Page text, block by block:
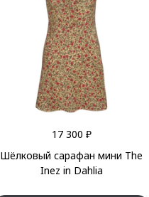
17 300 ₽
Шёлковый сарафан мини The
Inez in Dahlia